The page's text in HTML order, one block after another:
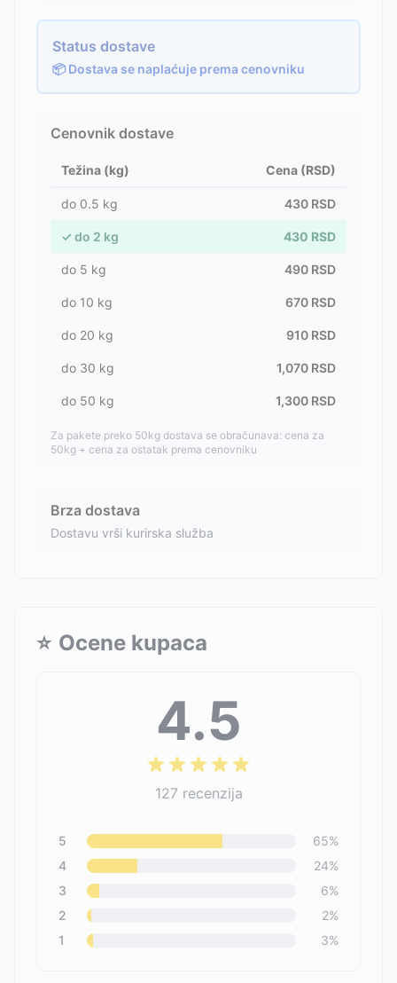
Status dostave
📦 Dostava se naplaćuje prema cenovniku
Cenovnik dostave
Težina (kg) Cena (RSD)
do 0.5 kg 430 RSD
✓ do 2 kg 430 RSD
do 5 kg 490 RSD
do 10 kg 670 RSD
do 20 kg 910 RSD
do 30 kg 1,070 RSD
do 50 kg 1,300 RSD
Za pakete preko 50kg dostava se obračunava: cena za
50kg + cena za ostatak prema cenovniku
Brza dostava
Dostavu vrši kurirska služba
⭐ Ocene kupaca
4.5
127 recenzija
5 65%
4
24%
3
6%
2
2%
1
3%